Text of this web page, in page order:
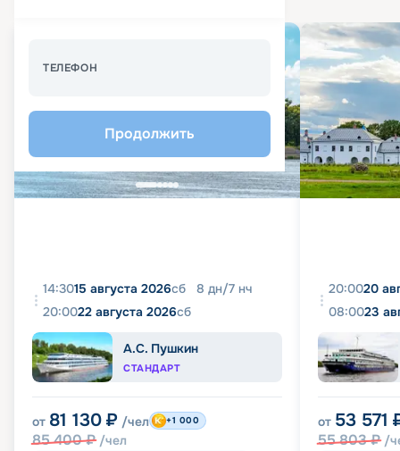
ТЕЛЕФОН
Продолжить
14:3015 августа 2026сб 8 дн/7 нч
20:0022 августа 2026сб
А.С. Пушкин
СТАНДАРТ
от 81 130 ₽ /чел
85 400₽ /чел
+1 000
20:0020
08:0023
от 53 571
55 803₽ /